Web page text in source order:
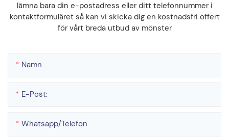
lämna bara din e-postadress eller ditt telefonnummer i
kontaktformuläret så kan vi skicka dig en kostnadsfri offert
för vårt breda utbud av mönster
Namn
E-Post:
Whatsapp/telefon